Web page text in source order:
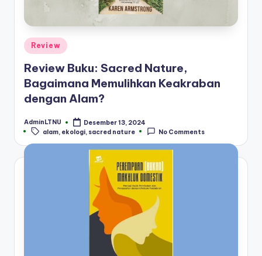
Posted
in
Review
Review Buku: Sacred Nature,
Bagaimana Memulihkan Keakraban
dengan Alam?
Posted
by
AdminLTNU Desember 13, 2024
Tags:
alam, ekologi, sacred nature No Comments